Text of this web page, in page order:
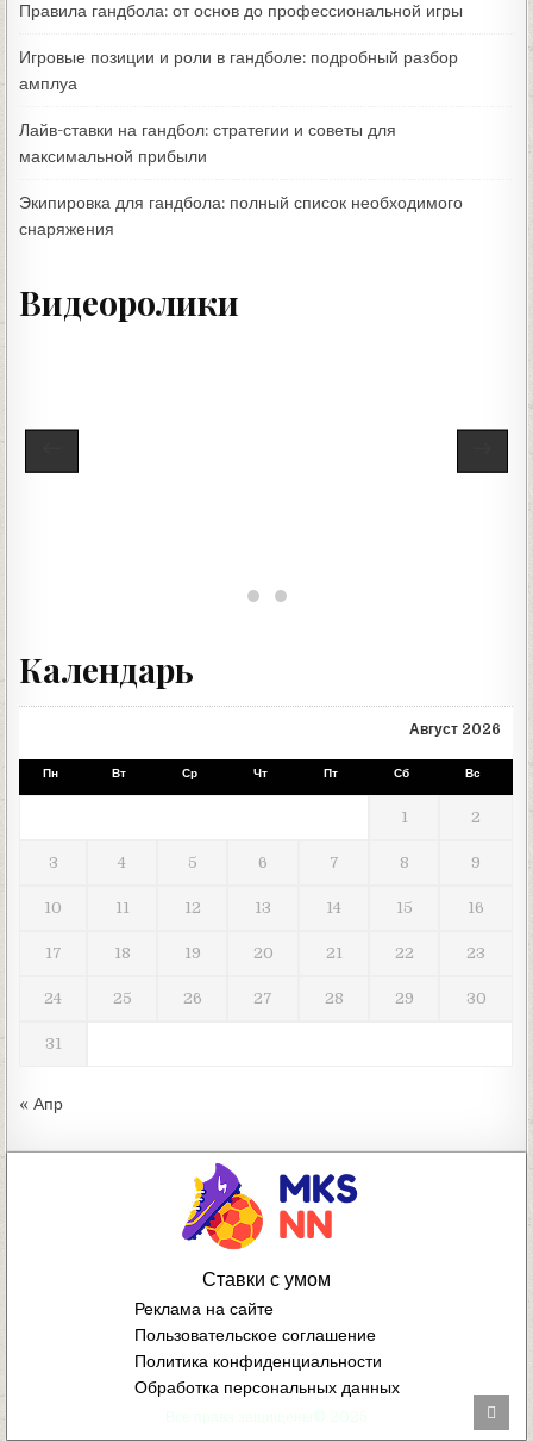
Правила гандбола: от основ до профессиональной игры
Игровые позиции и роли в гандболе: подробный разбор
амплуа
Лайв-ставки на гандбол: стратегии и советы для
максимальной прибыли
Экипировка для гандбола: полный список необходимого
снаряжения
Видеоролики
Календарь
Август 2026
Пн Вт Ср Чт Пт Сб Вс
1 2
3 4 5 6 7 8 9
10 11 12 13 14 15 16
17 18 19 20 21 22 23
24 25 26 27 28 29 30
31
« Апр
Ставки с умом
Реклама на сайте
Пользовательское соглашение
Политика конфиденциальности
Обработка персональных данных
to